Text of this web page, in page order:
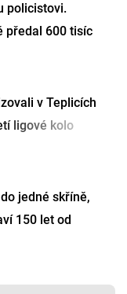
policistovi.
předal 600 tisíc
v Teplicích
ligové kolo
jedné skříně,
150 let od